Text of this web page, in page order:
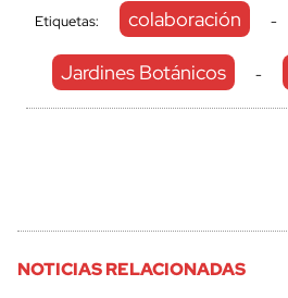
Etiquetas: colaboración -
Jardines Botánicos -
NOTICIAS RELACIONADAS